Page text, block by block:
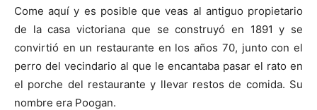
Come aquí y es posible que veas al antiguo propietario
de la casa victoriana que se construyó en 1891 y se
convirtió en un restaurante en los años 70, junto con el
perro del vecindario al que le encantaba pasar el rato en
el porche del restaurante y llevar restos de comida. Su
nombre era Poogan.